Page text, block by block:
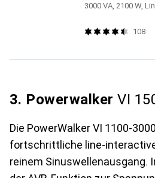
3000 VA, 2100 W,
108
3. Powerwalker VI
Die PowerWalker VI 1100-
fortschrittliche line-
reinem Sinuswellenausgang.